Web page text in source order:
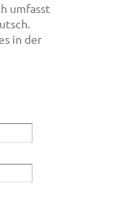
umfasst
in der